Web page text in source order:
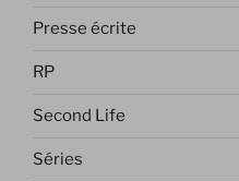
Presse écrite
RP
Second Life
Séries